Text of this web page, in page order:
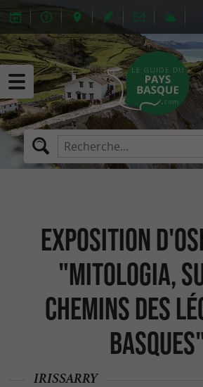
Exposition
"Mitologia,
chemins des
IRISSARRY